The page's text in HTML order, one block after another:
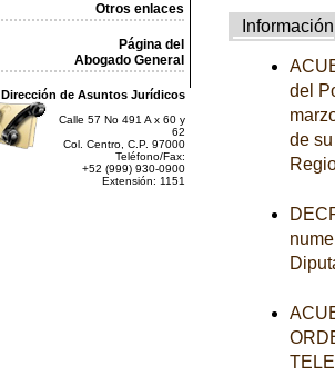
Otros enlaces
Página del
Abogado General
Dirección de Asuntos Jurídicos
Calle 57 No 491 A x 60 y
62
Col. Centro, C.P. 97000
Teléfono/Fax:
+52 (999) 930-0900
Extensión: 1151
Información
del
de